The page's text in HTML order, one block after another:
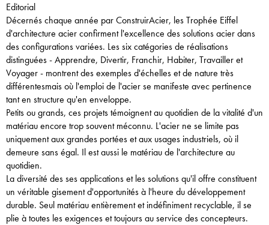
Editorial
Décernés chaque année par ConstruirAcier, les Trophée Eiffel
d'architecture acier confirment l'excellence des solutions acier dans
des configurations variées. Les six catégories de réalisations
distinguées - Apprendre, Divertir, Franchir, Habiter, Travailler et
Voyager - montrent des exemples d'échelles et de nature très
différentesmais où l'emploi de l'acier se manifeste avec pertinence
tant en structure qu'en enveloppe.
Petits ou grands, ces projets témoignent au quotidien de la vitalité d'un
matériau encore trop souvent méconnu. L'acier ne se limite pas
uniquement aux grandes portées et aux usages industriels, où il
demeure sans égal. Il est aussi le matériau de l'architecture au
quotidien.
La diversité des ses applications et les solutions qu'il offre constituent
un véritable gisement d'opportunités à l'heure du développement
durable. Seul matériau entièrement et indéfiniment recyclable, il se
plie à toutes les exigences et toujours au service des concepteurs.